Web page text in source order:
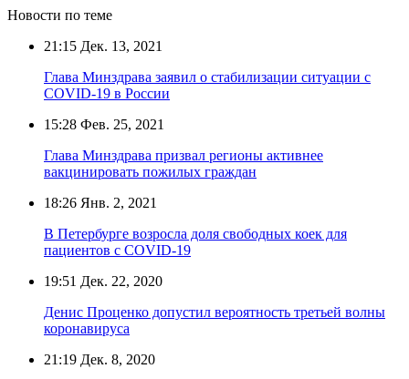
Новости по теме
21:15 Дек. 13, 2021
Глава Минздрава заявил о стабилизации ситуации с
COVID-19 в России
15:28 Фев. 25, 2021
Глава Минздрава призвал регионы активнее
вакцинировать пожилых граждан
18:26 Янв. 2, 2021
В Петербурге возросла доля свободных коек для
пациентов с COVID-19
19:51 Дек. 22, 2020
Денис Проценко допустил вероятность третьей волны
коронавируса
21:19 Дек. 8, 2020